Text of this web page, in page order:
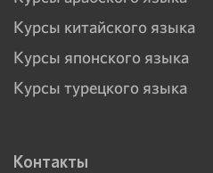
Курсы китайского языка
Курсы японского языка
Курсы турецкого языка
Контакты